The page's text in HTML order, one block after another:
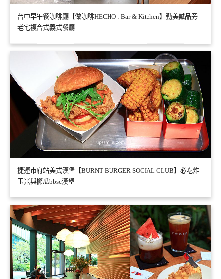
台中早午餐咖啡廳【做咖啡HECHO : Bar & Kitchen】勤美誠品旁
老宅複合式義式餐廳
捷運市府站美式漢堡【BURNT BURGER SOCIAL CLUB】必吃炸
玉米與櫛瓜bbsc漢堡